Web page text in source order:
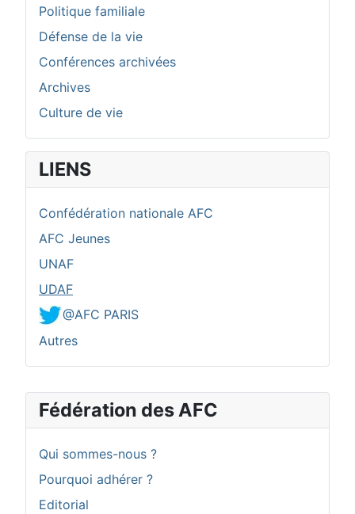
Fédération des AFC
Qui sommes-nous ?
Pourquoi adhérer ?
Editorial
Politique familiale
Défense de la vie
Conférences archivées
Archives
Culture de vie
LIENS
Confédération nationale AFC
AFC Jeunes
UNAF
UDAF
@AFC PARIS
Autres